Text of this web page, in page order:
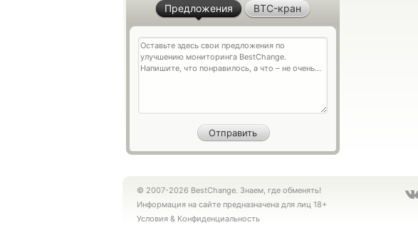
Предложения BTC-кран
© 2007-2026 BestChange. Знаем, где обменять!
Информация на сайте предназначена для лиц 18+
Условия & Конфиденциальность